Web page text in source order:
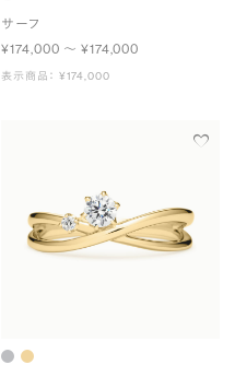
サーフ
¥174,000 〜 ¥174,000
表示商品： ¥174,000